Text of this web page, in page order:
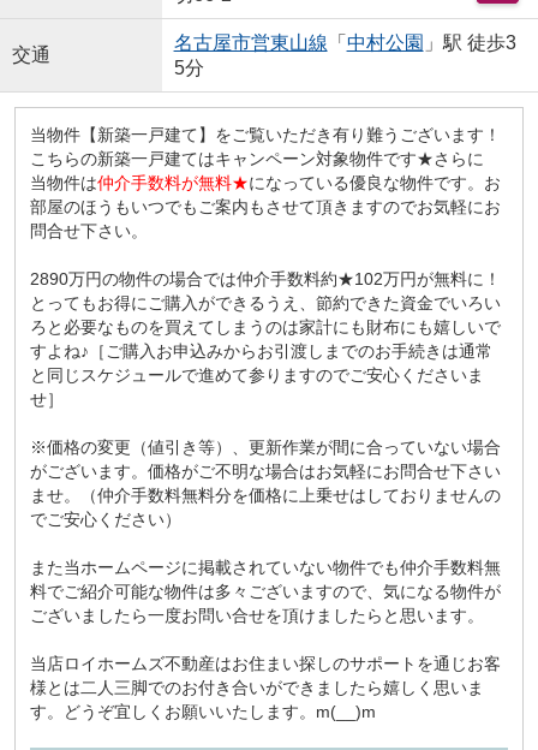
交通
名古屋市営東山線 「 中村公園 」駅 徒歩3
5分
当物件【新築一戸建て】をご覧いただき有り難うございます！
こちらの新築一戸建てはキャンペーン対象物件です★さらに
当物件は仲介手数料が無料★になっている優良な物件です。お
部屋のほうもいつでもご案内もさせて頂きますのでお気軽にお
問合せ下さい。
2890万円の物件の場合では仲介手数料約★102万円が無料に！
とってもお得にご購入ができるうえ、節約できた資金でいろい
ろと必要なものを買えてしまうのは家計にも財布にも嬉しいで
すよね♪［ご購入お申込みからお引渡しまでのお手続きは通常
と同じスケジュールで進めて参りますのでご安心くださいま
せ］
※価格の変更（値引き等）、更新作業が間に合っていない場合
がございます。価格がご不明な場合はお気軽にお問合せ下さい
ませ。（仲介手数料無料分を価格に上乗せはしておりませんの
でご安心ください）
また当ホームページに掲載されていない物件でも仲介手数料無
料でご紹介可能な物件は多々ございますので、気になる物件が
ございましたら一度お問い合せを頂けましたらと思います。
当店ロイホームズ不動産はお住まい探しのサポートを通じお客
様とは二人三脚でのお付き合いができましたら嬉しく思いま
す。どうぞ宜しくお願いいたします。m(__)m